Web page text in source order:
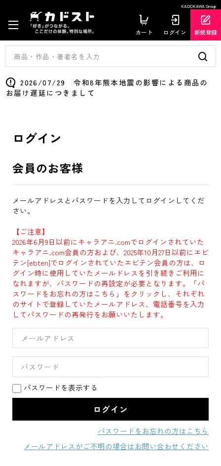
KADOKAWA Group
カート ログイン 新規登録
2026/07/29 令和8年熊本地震の影響による商品の
お届け遅延につきまして
ログイン
会員のお客様
メールアドレスとパスワードを入力してログインしてくだ
さい。
【ご注意】
2026年6月9日以前にキャラアニ.comでログインされていた
キャラアニ.com会員の方および、2025年10月27日以前にエビ
テン[ebten]でログインされていたエビテン会員の方は、ロ
グイン時に使用していたメールドレスを引き続きご利用に
なれますが、パスワードの再設定が必要となります。「パ
スワードをお忘れの方はこちら」をクリックし、それぞれ
のサイトで登録していたメールアドレス、電話番号を入力
してパスワードの再発行をお願いいたします。
パスワードを表示する
パスワードをお忘れの方はこちら
メールアドレスがご不明の場合はお問い合わせください